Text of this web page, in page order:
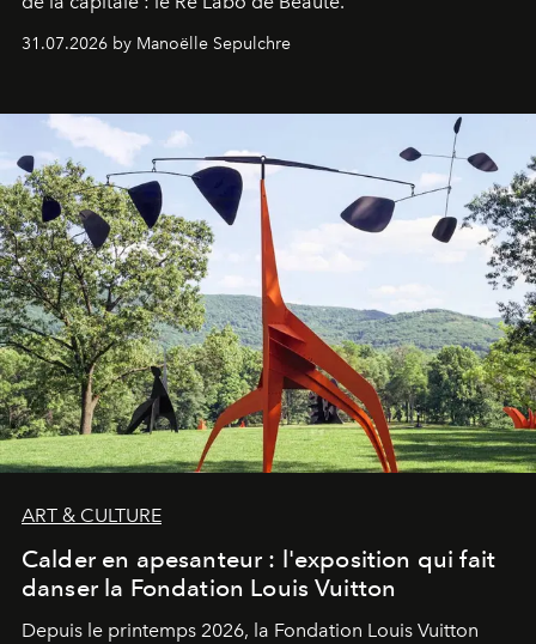
31.07.2026 by Manoëlle Sepulchre
ART & CULTURE
Calder en apesanteur : l'exposition qui fait
danser la Fondation Louis Vuitton
Depuis le printemps 2026, la Fondation Louis Vuitton